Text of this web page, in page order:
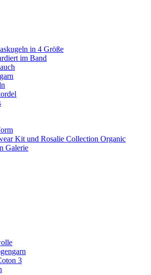
in 4 Größe
im Band
Kit und Rosalie Collection Organic
Galerie
3